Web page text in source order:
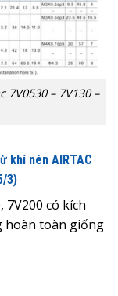
– 7V130 –
khí nén AIRTAC
3)
7V200 có kích
hoàn toàn giống